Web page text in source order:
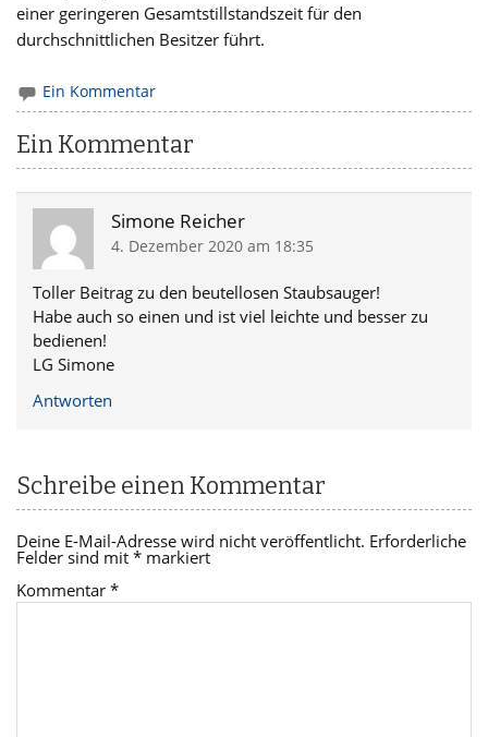
einer geringeren Gesamtstillstandszeit für den
durchschnittlichen Besitzer führt.
Ein Kommentar
Ein Kommentar
Simone Reicher
4. Dezember 2020 am 18:35
Toller Beitrag zu den beutellosen Staubsauger!
Habe auch so einen und ist viel leichte und besser zu
bedienen!
LG Simone
Antworten
Schreibe einen Kommentar
Deine E-Mail-Adresse wird nicht veröffentlicht. Erforderliche
Felder sind mit* markiert
Kommentar*